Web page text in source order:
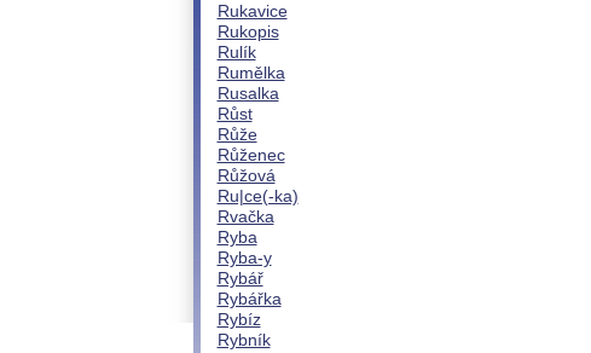
Rukavice
Rukopis
Rulík
Rumělka
Rusalka
Růst
Růže
Růženec
Růžová
Ru|ce(-ka)
Rvačka
Ryba
Ryba-y
Rybář
Rybářka
Rybíz
Rybník